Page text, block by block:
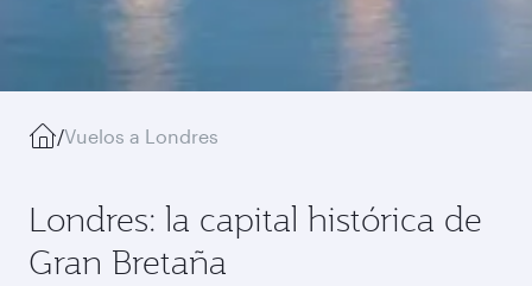
/Vuelos a Londres
Londres: la capital histórica de
Gran Bretaña